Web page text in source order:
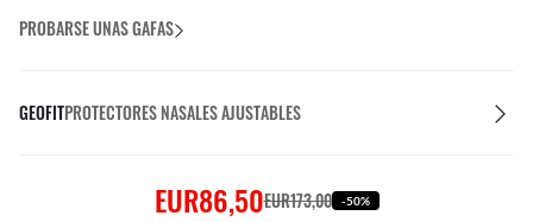
PROBARSE UNAS GAFAS
GEOFITPROTECTORES NASALES AJUSTABLES
EUR86,50EUR173,00 -50%